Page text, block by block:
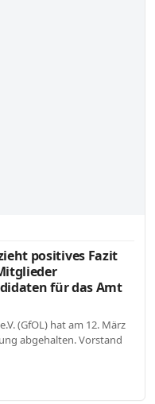
positives Fazit
für das Amt
(GfOL) hat am 12. März
abgehalten. Vorstand